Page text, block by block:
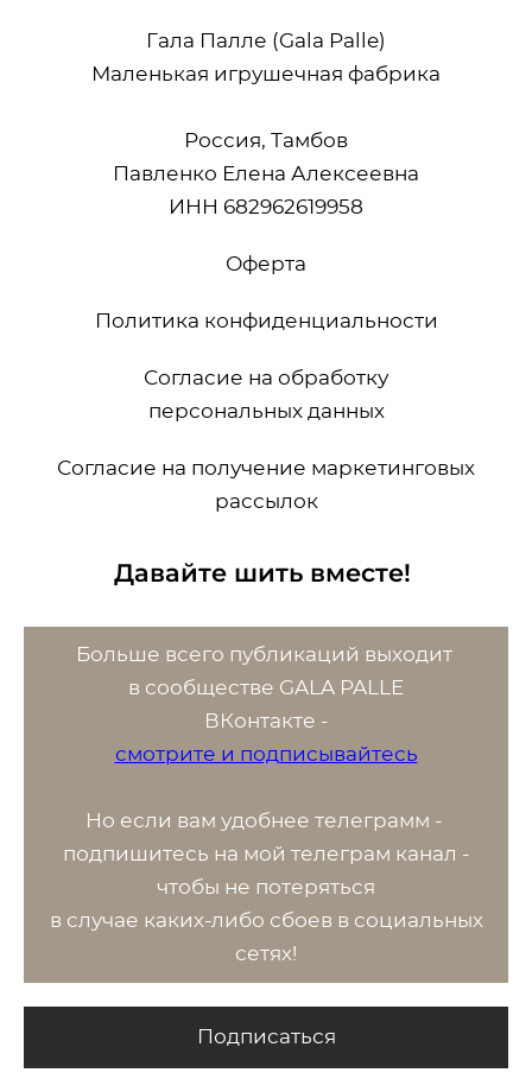
Гала Палле (Gala Palle)
Маленькая игрушечная фабрика
Россия, Тамбов
Павленко Елена Алексеевна
ИНН 682962619958
Оферта
Политика конфиденциальности
Согласие на обработку
персональных данных
Согласие на получение маркетинговых
рассылок
Давайте шить вместе!
Больше всего публикаций выходит
в сообществе GALA PALLE
ВКонтакте -
смотрите и подписывайтесь
Но если вам удобнее телеграмм -
подпишитесь на мой телеграм канал -
чтобы не потеряться
в случае каких-либо сбоев в социальных
сетях!
Подписаться